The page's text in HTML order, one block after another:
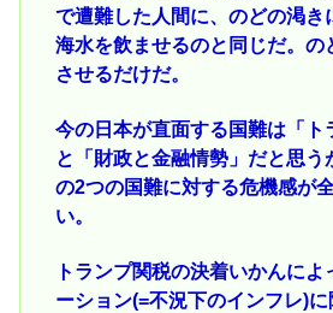
で遭難した人間に、のどの渇き
海水を飲ませるのと同じだ。の
させるだけだ。
今の日本が直面する国難は「ト
と「財政と金融情勢」だと思う
の2つの国難に対する危機感が
い。
トランプ関税の決着いかんに
ーション(=不況下のインフレ)